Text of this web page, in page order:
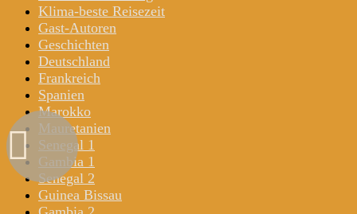
Klima-beste Reisezeit
Gast-Autoren
Geschichten
Deutschland
Frankreich
Spanien
Marokko
Mauretanien
Senegal 1
Gambia 1
Senegal 2
Guinea Bissau